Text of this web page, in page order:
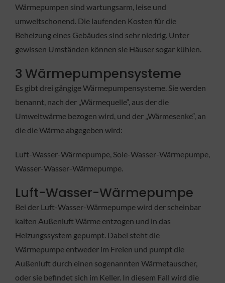
KONTAKT
Wärmepumpen sind wartungsarm, leise und
umweltschonend. Die laufenden Kosten für die
Beheizung eines Gebäudes sind sehr niedrig. Unter
gewissen Umständen können sie Häuser sogar kühlen.
3 Wärmepumpensysteme
Es gibt drei gängige Wärmepumpensysteme. Sie werden
benannt, nach der „Wärmequelle“, aus der die
Umweltwärme bezogen wird, und der „Wärmesenke“, an
die die Wärme abgegeben wird:
Luft-Wasser-Wärmepumpe, Sole-Wasser-Wärmepumpe,
Wasser-Wasser-Wärmepumpe.
Luft-Wasser-Wärmepumpe
Bei der Luft-Wasser-Wärmepumpe wird der scheinbar
kalten Außenluft Wärme entzogen und in das
Heizungssystem gepumpt. Dabei steht die
Wärmepumpe entweder im Freien und pumpt die
Außenluft durch einen sogenannten Wärmetauscher,
oder sie befindet sich im Keller. In diesem Fall wird die